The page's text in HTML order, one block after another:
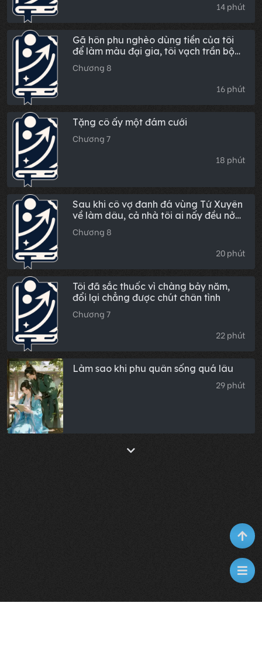
14 phút
Gã hôn phu nghèo dùng tiền của tôi
để làm màu đại gia, tôi vạch trần bộ
mặt thật của hắn trước bàn dân thiên
hạ
Chương 8
16 phút
Tặng cô ấy một đám cưới
Chương 7
18 phút
Sau khi cô vợ đanh đá vùng Tứ Xuyên
về làm dâu, cả nhà tôi ai nấy đều nở
mày nở mặt
Chương 8
20 phút
Tôi đã sắc thuốc vì chàng bảy năm,
đổi lại chẳng được chút chân tình
Chương 7
22 phút
Làm sao khi phu quân sống quá lâu
29 phút